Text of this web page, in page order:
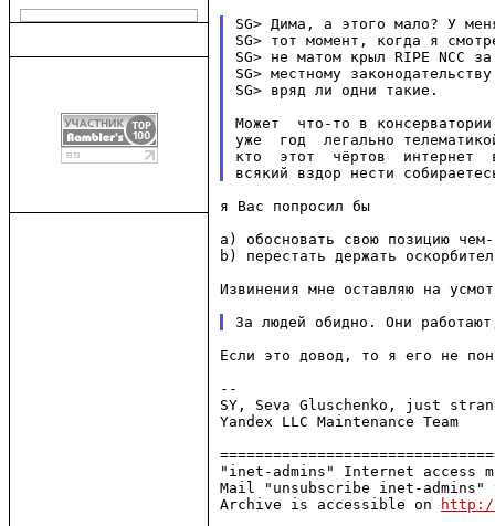
SG> Дима, а этого мало? У
SG> тот момент, когда я
SG> не матом крыл RIPE NCC
SG> местному
SG> вряд ли одни такие.
Может  что-то в
уже  год  легально
кто  этот  чёртов  интернет
я Вас попросил бы
a) обосновать свою позицию
b) перестать держать
Извинения мне оставляю на
Если это довод, то я его не
--
SY, Seva Gluschenko, just
Yandex LLC Maintenance Team
"inet-admins" Internet access
Mail "unsubscribe inet-admins"
Archive is accessible on